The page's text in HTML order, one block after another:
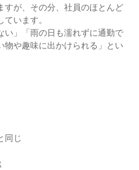
すが、その分、社員のほとんど
います。
い」「雨の日も濡れずに通勤で
物や趣味に出かけられる」とい